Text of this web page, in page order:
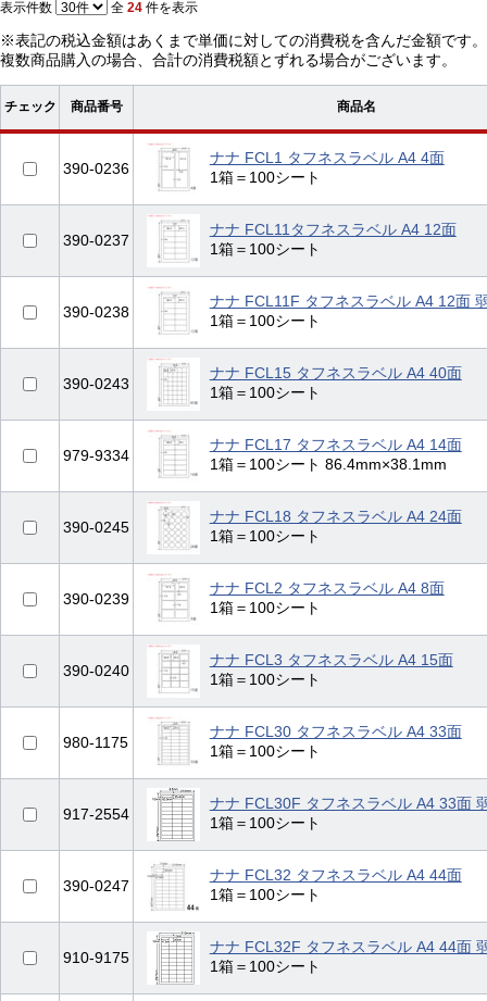
表示件数 全 24 件を表示
※表記の税込金額はあくまで単価に対しての消費税を含んだ金額です。
複数商品購入の場合、合計の消費税額とずれる場合がございます。
チェック 商品番号 商品名
390-0236
ナナ FCL1 タフネスラベル A4 4面
1箱＝100シート
390-0237
ナナ FCL11タフネスラベル A4 12面
1箱＝100シート
390-0238
ナナ FCL11F タフネスラベル A4 12面
1箱＝100シート
390-0243
ナナ FCL15 タフネスラベル A4 40面
1箱＝100シート
979-9334
ナナ FCL17 タフネスラベル A4 14面
1箱＝100シート 86.4mm×38.1mm
390-0245
ナナ FCL18 タフネスラベル A4 24面
1箱＝100シート
390-0239
ナナ FCL2 タフネスラベル A4 8面
1箱＝100シート
390-0240
ナナ FCL3 タフネスラベル A4 15面
1箱＝100シート
980-1175
ナナ FCL30 タフネスラベル A4 33面
1箱＝100シート
917-2554
ナナ FCL30F タフネスラベル A4 33面
1箱＝100シート
390-0247
ナナ FCL32 タフネスラベル A4 44面
1箱＝100シート
910-9175
ナナ FCL32F タフネスラベル A4 44面
1箱＝100シート